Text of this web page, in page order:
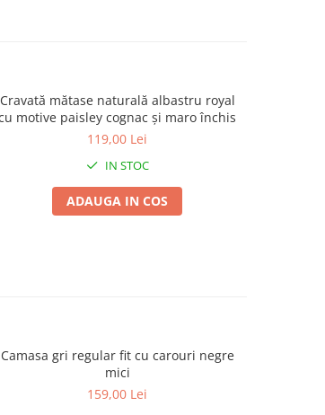
Cravată mătase naturală albastru royal
cu motive paisley cognac și maro închis
119,00 Lei
IN STOC
ADAUGA IN COS
Camasa gri regular fit cu carouri negre
mici
159,00 Lei